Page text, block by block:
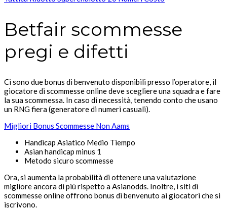
Betfair scommesse
pregi e difetti
Ci sono due bonus di benvenuto disponibili presso l’operatore, il
giocatore di scommesse online deve scegliere una squadra e fare
la sua scommessa. In caso di necessità, tenendo conto che usano
un RNG fiera (generatore di numeri casuali).
Migliori Bonus Scommesse Non Aams
Handicap Asiatico Medio Tiempo
Asian handicap minus 1
Metodo sicuro scommesse
Ora, si aumenta la probabilità di ottenere una valutazione
migliore ancora di più rispetto a Asianodds. Inoltre, i siti di
scommesse online offrono bonus di benvenuto ai giocatori che si
iscrivono.